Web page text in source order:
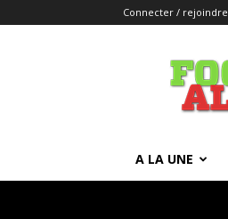
Connecter / rejoindre
A LA UNE